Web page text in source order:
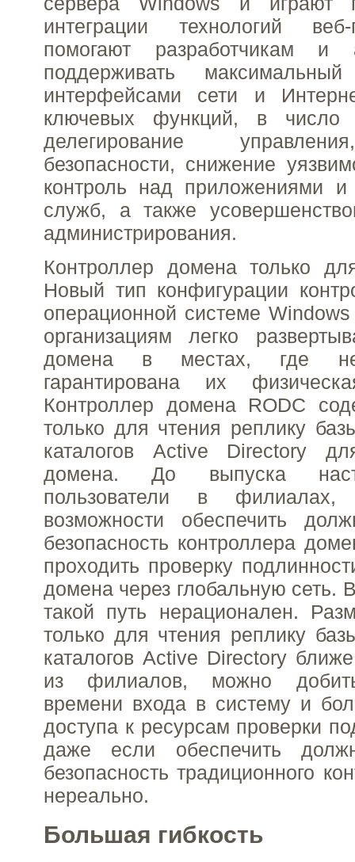
интеграции технологий
помогают разработчикам и
поддерживать
интерфейсами сети и
ключевых функций, в число
делегирование
безопасности, снижение
контроль над приложениями и
служб, а также
администрирования.
Контроллер домена только
Новый тип конфигурации
операционной системе
организациям легко
домена в местах, где
гарантирована их
Контроллер домена RODC
только для чтения реплику
каталогов Active Directory
домена. До выпуска
пользователи в
возможности обеспечить
безопасность контроллера
проходить проверку
домена через глобальную сеть.
такой путь нерационален.
только для чтения реплику
каталогов Active Directory
из филиалов, можно
времени входа в систему и
доступа к ресурсам проверки
даже если обеспечить
безопасность традиционного
нереально.
Большая гибкость